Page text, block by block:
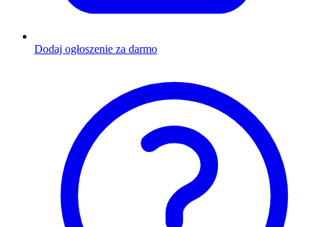
Dodaj ogłoszenie za darmo